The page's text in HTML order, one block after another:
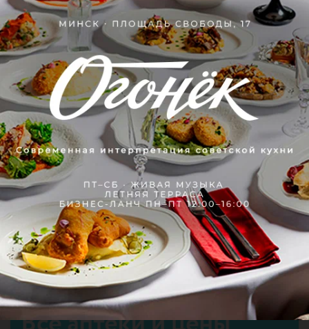
Поделитесь мнением
Рекомендую